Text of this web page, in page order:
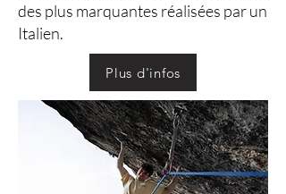
des plus marquantes réalisées par un
Italien.
Plus d'infos